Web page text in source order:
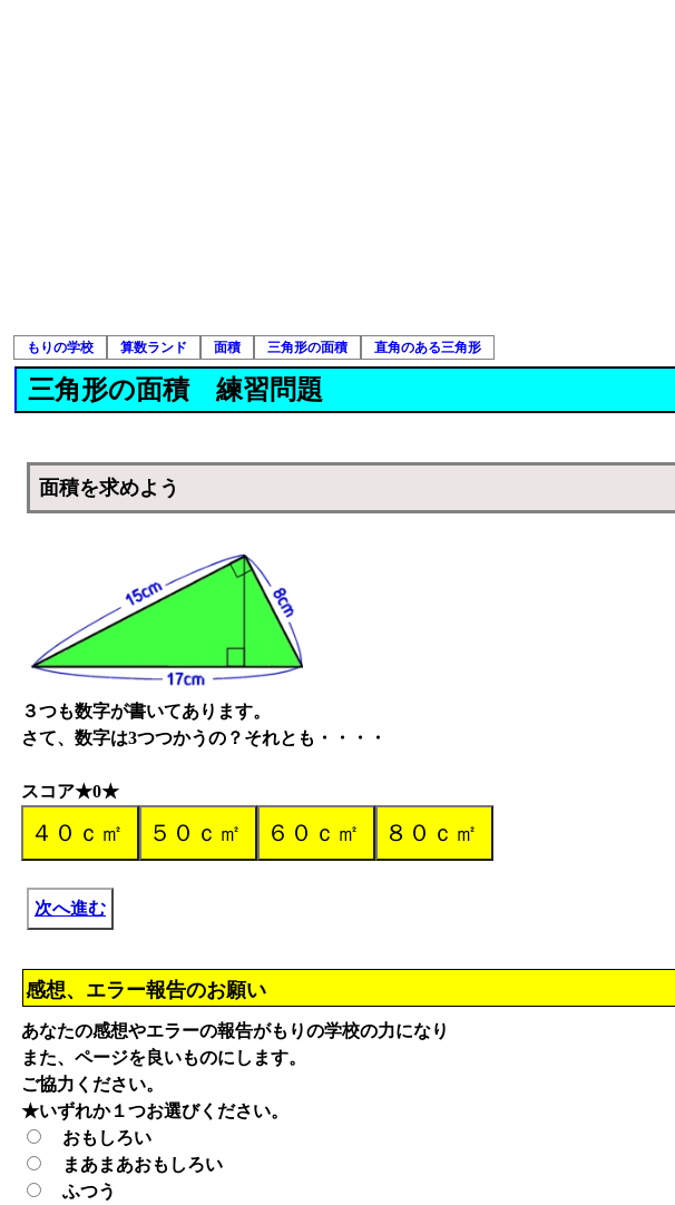
もりの学校 算数ランド 面積 三角形の面積 直角のある三角形
三角形の面積 練習問題
面積を求めよう
３つも数字が書いてあります。
さて、数字は3つつかうの？それとも・・・・
スコア★0★
次へ進む
感想、エラー報告のお願い
あなたの感想やエラーの報告がもりの学校の力になり
また、ページを良いものにします。
ご協力ください。
★いずれか１つお選びください。
おもしろい
まあまあおもしろい
ふつう